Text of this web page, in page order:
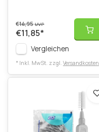
€14,95UVP
€11,85*
Vergleichen
* Inkl. MwSt. zzgl. Versandkosten